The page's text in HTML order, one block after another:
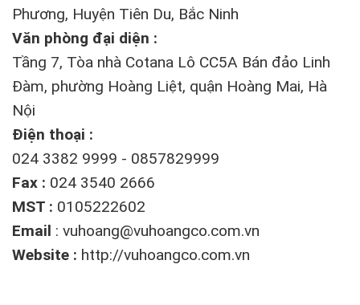
Phương, Huyện Tiên Du, Bắc Ninh
Văn phòng đại diện :
Tầng 7, Tòa nhà Cotana Lô CC5A Bán đảo Linh
Đàm, phường Hoàng Liệt, quận Hoàng Mai, Hà
Nội
Điện thoại :
024 3382 9999 - 0857829999
Fax : 024 3540 2666
MST : 0105222602
Email : vuhoang@vuhoangco.com.vn
Website : http://vuhoangco.com.vn